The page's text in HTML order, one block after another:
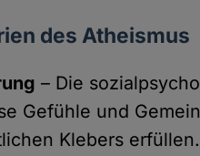
des Atheismus
– Die
Gefühle und
Klebers